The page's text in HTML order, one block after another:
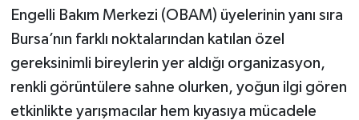
Engelli Bakım Merkezi (OBAM) üyelerinin yanı sıra
Bursa’nın farklı noktalarından katılan özel
gereksinimli bireylerin yer aldığı organizasyon,
renkli görüntülere sahne olurken, yoğun ilgi gören
etkinlikte yarışmacılar hem kıyasıya mücadele